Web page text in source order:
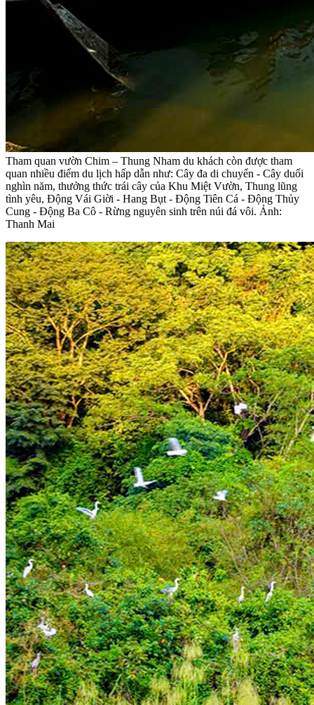
Tham quan vườn Chim – Thung Nham du khách còn được tham
quan nhiều điểm du lịch hấp dẫn như: Cây đa di chuyển - Cây duối
nghìn năm, thưởng thức trái cây của Khu Miệt Vườn, Thung lũng
tình yêu, Động Vái Giời - Hang Bụt - Động Tiên Cá - Động Thủy
Cung - Động Ba Cô - Rừng nguyên sinh trên núi đá vôi. Ảnh:
Thanh Mai